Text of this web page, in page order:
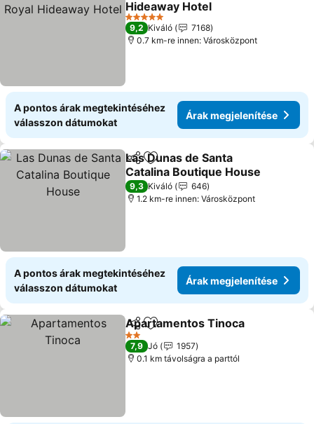
Hideaway Hotel
5 Kategória
9,2 Kiváló
7168
0.7 km-re innen: Városközpont
A pontos árak megtekintéséhez
válasszon dátumokat
Árak megjelenítése
Megosztás
Hozzáadás a kedvencekhez
Las Dunas de Santa
Catalina Boutique House
9,3 Kiváló
646
1.2 km-re innen: Városközpont
A pontos árak megtekintéséhez
válasszon dátumokat
Árak megjelenítése
Megosztás
Hozzáadás a kedvencekhez
Apartamentos Tinoca
2 Kategória
7,9 Jó
1957
0.1 km távolságra a parttól